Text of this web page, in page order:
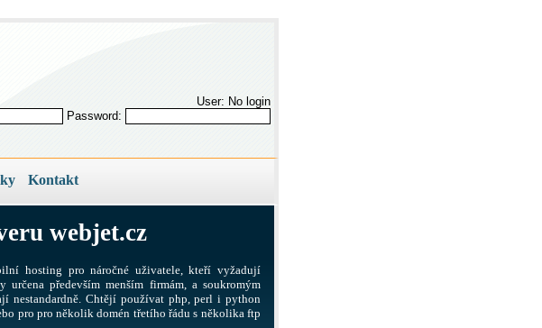
User: No login
Password:
Kontakt
webjet.cz
hosting pro náročné uživatele, kteří vyžadují
určena především menším firmám, a soukromým
nestandardně. Chtějí používat php, perl i python
pro pro několik domén třetího řádu s několika ftp